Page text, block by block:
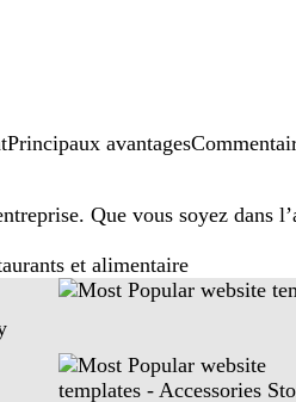
Principaux avantages
Que vous soyez dans
et alimentaire